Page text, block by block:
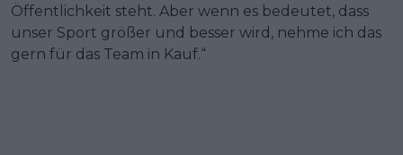
Öffentlichkeit steht. Aber wenn es bedeutet, dass
unser Sport größer und besser wird, nehme ich das
gern für das Team in Kauf.“